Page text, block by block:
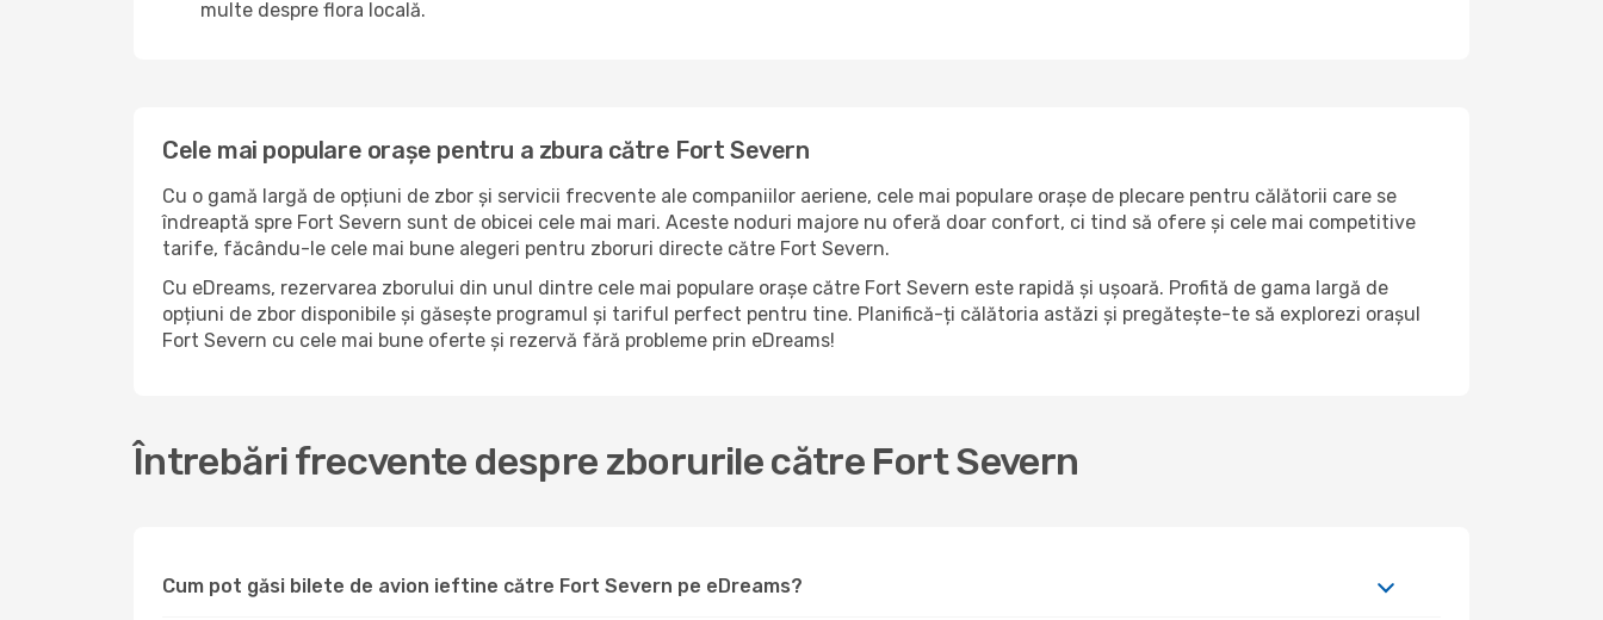
multe despre flora locală.
Cele mai populare orașe pentru a zbura către Fort Severn
Cu o gamă largă de opțiuni de zbor și servicii frecvente ale companiilor aeriene, cele mai populare orașe de plecare pentru călătorii care se
îndreaptă spre Fort Severn sunt de obicei cele mai mari. Aceste noduri majore nu oferă doar confort, ci tind să ofere și cele mai competitive
tarife, făcându-le cele mai bune alegeri pentru zboruri directe către Fort Severn.
Cu eDreams, rezervarea zborului din unul dintre cele mai populare orașe către Fort Severn este rapidă și ușoară. Profită de gama largă de
opțiuni de zbor disponibile și găsește programul și tariful perfect pentru tine. Planifică-ți călătoria astăzi și pregătește-te să explorezi orașul
Fort Severn cu cele mai bune oferte și rezervă fără probleme prin eDreams!
Întrebări frecvente despre zborurile către Fort Severn
Cum pot găsi bilete de avion ieftine către Fort Severn pe eDreams?